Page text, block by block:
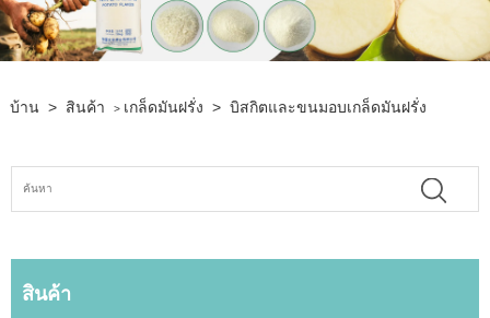
บ้าน > สินค้า > เกล็ดมันฝรั่ง > บิสกิตและขนมอบเกล็ดมันฝรั่ง
สินค้า